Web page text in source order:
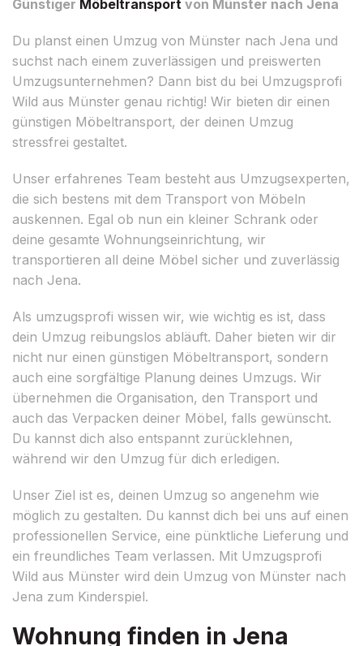
Günstiger Möbeltransport von Münster nach Jena
Du planst einen Umzug von Münster nach Jena und
suchst nach einem zuverlässigen und preiswerten
Umzugsunternehmen? Dann bist du bei Umzugsprofi
Wild aus Münster genau richtig! Wir bieten dir einen
günstigen Möbeltransport, der deinen Umzug
stressfrei gestaltet.
Unser erfahrenes Team besteht aus Umzugsexperten,
die sich bestens mit dem Transport von Möbeln
auskennen. Egal ob nun ein kleiner Schrank oder
deine gesamte Wohnungseinrichtung, wir
transportieren all deine Möbel sicher und zuverlässig
nach Jena.
Als umzugsprofi wissen wir, wie wichtig es ist, dass
dein Umzug reibungslos abläuft. Daher bieten wir dir
nicht nur einen günstigen Möbeltransport, sondern
auch eine sorgfältige Planung deines Umzugs. Wir
übernehmen die Organisation, den Transport und
auch das Verpacken deiner Möbel, falls gewünscht.
Du kannst dich also entspannt zurücklehnen,
während wir den Umzug für dich erledigen.
Unser Ziel ist es, deinen Umzug so angenehm wie
möglich zu gestalten. Du kannst dich bei uns auf einen
professionellen Service, eine pünktliche Lieferung und
ein freundliches Team verlassen. Mit Umzugsprofi
Wild aus Münster wird dein Umzug von Münster nach
Jena zum Kinderspiel.
Wohnung finden in Jena